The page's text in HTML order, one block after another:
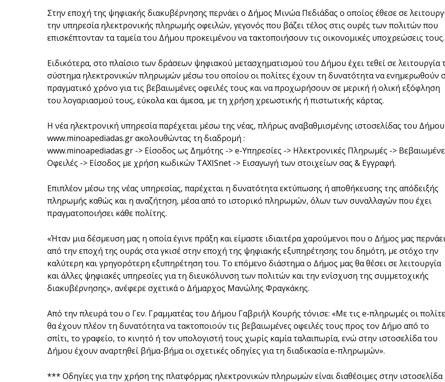
Στην εποχή της ψηφιακής διακυβέρνησης περνάει ο Δήμος Μινώα Πεδιάδας ο οποίος έθεσε σε
την υπηρεσία ηλεκτρονικής πληρωμής οφειλών, γεγονός που βάζει τέλος στις ουρές των πολιτών που
επισκέπτονταν τα ταμεία του Δήμου προκειμένου να τακτοποιήσουν τις οικονομικές υποχρεώσεις τους.
Ειδικότερα, στο πλαίσιο των δράσεων ψηφιακού μετασχηματισμού του Δήμου έχει τεθεί σε λειτουργία
σύστημα ηλεκτρονικών πληρωμών μέσω του οποίου οι πολίτες έχουν τη δυνατότητα να ενημερωθούν
πραγματικό χρόνο για τις βεβαιωμένες οφειλές τους και να προχωρήσουν σε μερική ή ολική εξόφληση
του λογαριασμού τους, εύκολα και άμεσα, με τη χρήση χρεωστικής ή πιστωτικής κάρτας.
Η νέα ηλεκτρονική υπηρεσία παρέχεται μέσω της νέας, πλήρως αναβαθμισμένης ιστοσελίδας του Δήμου
www.minoapediadas.gr ακολουθώντας τη διαδρομή :
www.minoapediadas.gr -> Είσοδος ως Δημότης -> e-Υπηρεσίες -> Ηλεκτρονικές Πληρωμές ->
Οφειλές -> Είσοδος με χρήση κωδικών TAXISnet -> Εισαγωγή των στοιχείων σας & Εγγραφή.
Επιπλέον μέσω της νέας υπηρεσίας, παρέχεται η δυνατότητα εκτύπωσης ή αποθήκευσης της απόδειξής
πληρωμής καθώς και η αναζήτηση, μέσα από το ιστορικό πληρωμών, όλων των συναλλαγών που έχει
πραγματοποιήσει κάθε πολίτης.
«Ήταν μια δέσμευση μας η οποία έγινε πράξη και είμαστε ιδιαιτέρα χαρούμενοι που ο Δήμος μας
από την εποχή της ουράς στα γκισέ στην εποχή της ψηφιακής εξυπηρέτησης του δημότη, με στόχο την
καλύτερη και γρηγορότερη εξυπηρέτηση του. Το επόμενο διάστημα ο Δήμος μας θα θέσει σε λειτουργία
και άλλες ψηφιακές υπηρεσίες για τη διευκόλυνση των πολιτών και την ενίσχυση της συμμετοχικής
διακυβέρνησης», ανέφερε σχετικά ο Δήμαρχος Μανώλης Φραγκάκης.
Από την πλευρά του ο Γεν. Γραμματέας του Δήμου Γαβριήλ Κουρής τόνισε: «Με τις e-πληρωμές οι
θα έχουν πλέον τη δυνατότητα να τακτοποιούν τις βεβαιωμένες οφειλές τους προς τον Δήμο από το
σπίτι, το γραφείο, το κινητό ή τον υπολογιστή τους χωρίς καμία ταλαιπωρία, ενώ στην ιστοσελίδα του
Δήμου έχουν αναρτηθεί βήμα-βήμα οι σχετικές οδηγίες για τη διαδικασία e-πληρωμών».
*** Οδηγίες για την χρήση της πλατφόρμας ηλεκτρονικών πληρωμών είναι διαθέσιμες στην ιστοσελίδα